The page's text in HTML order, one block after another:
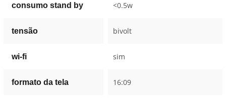
consumo stand by <0.5w
tensão bivolt
wi-fi sim
formato da tela 16:09